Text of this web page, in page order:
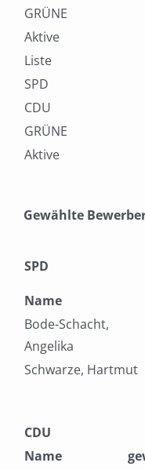
GRÜNE
Aktive
Liste
SPD
CDU
GRÜNE
Aktive
Gewählte
SPD
Name
Bode-Schacht,
Angelika
Schwarze, Hartmut
CDU
Name